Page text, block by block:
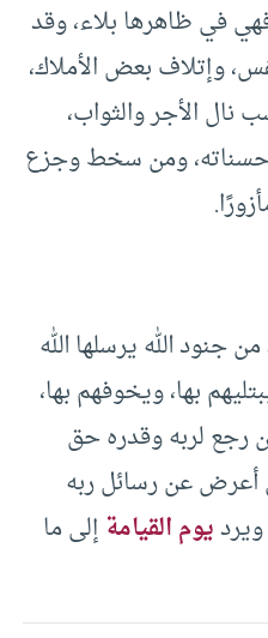
في ظاهرها بلاء، وقد
وإتلاف بعض الأملاك،
الأجر والثواب،
ومن سخط وجزع
جنود الله يرسلها الله
بها، ويخوفهم بها،
رجع لربه وقدره حق
أعرض عن رسائل ربه
يوم القيامةإلى ما